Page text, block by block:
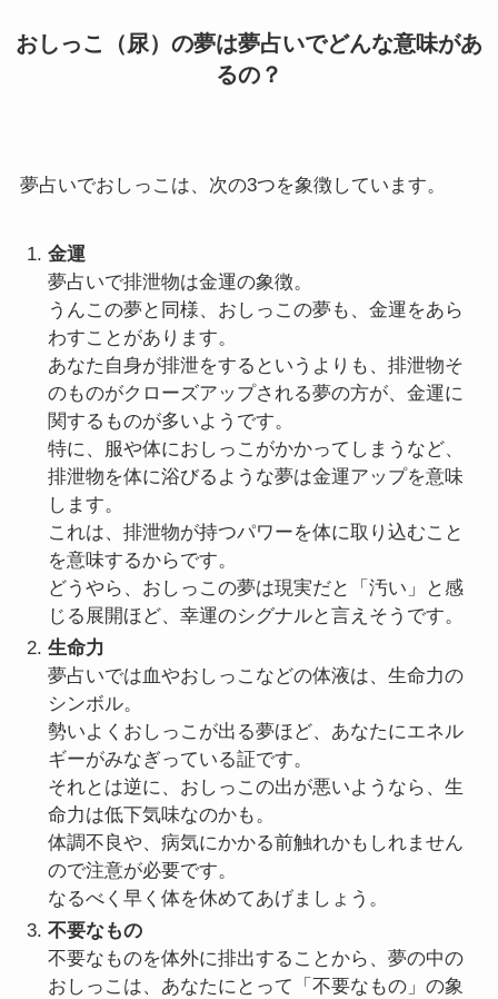
おしっこ（尿）の夢は夢占いでどんな意味があ
るの？
夢占いでおしっこは、次の3つを象徴しています。
金運
夢占いで排泄物は金運の象徴。
うんこの夢と同様、おしっこの夢も、金運をあら
わすことがあります。
あなた自身が排泄をするというよりも、排泄物そ
のものがクローズアップされる夢の方が、金運に
関するものが多いようです。
特に、服や体におしっこがかかってしまうなど、
排泄物を体に浴びるような夢は金運アップを意味
します。
これは、排泄物が持つパワーを体に取り込むこと
を意味するからです。
どうやら、おしっこの夢は現実だと「汚い」と感
じる展開ほど、幸運のシグナルと言えそうです。
生命力
夢占いでは血やおしっこなどの体液は、生命力の
シンボル。
勢いよくおしっこが出る夢ほど、あなたにエネル
ギーがみなぎっている証です。
それとは逆に、おしっこの出が悪いようなら、生
命力は低下気味なのかも。
体調不良や、病気にかかる前触れかもしれません
ので注意が必要です。
なるべく早く体を休めてあげましょう。
不要なもの
不要なものを体外に排出することから、夢の中の
おしっこは、あなたにとって「不要なもの」の象